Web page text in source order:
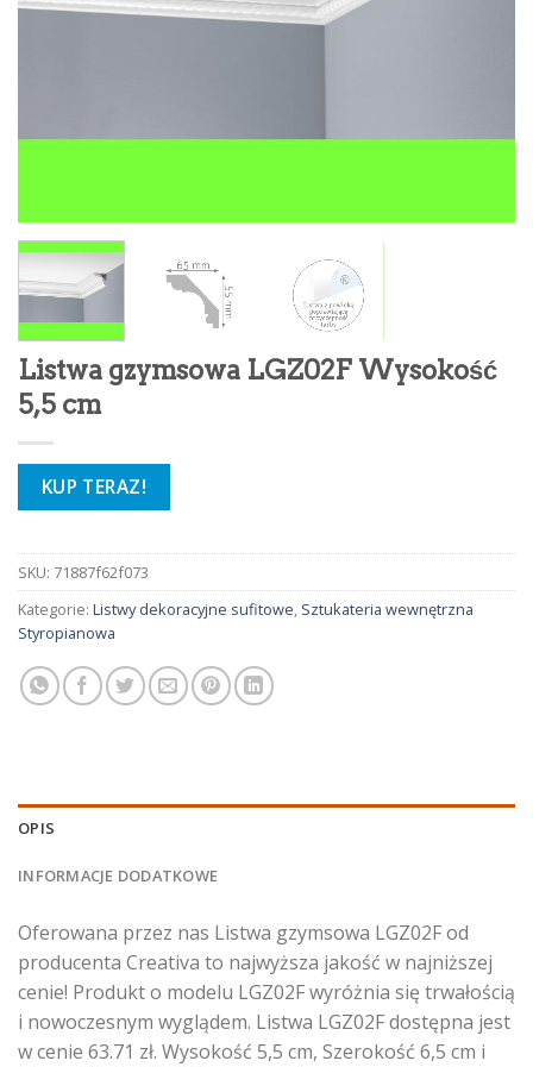
Listwa gzymsowa LGZ02F Wysokość
5,5 cm
KUP TERAZ!
SKU: 71887f62f073
Kategorie: Listwy dekoracyjne sufitowe, Sztukateria wewnętrzna
Styropianowa
OPIS
INFORMACJE DODATKOWE
Oferowana przez nas Listwa gzymsowa LGZ02F od
producenta Creativa to najwyższa jakość w najniższej
cenie! Produkt o modelu LGZ02F wyróżnia się trwałością
i nowoczesnym wyglądem. Listwa LGZ02F dostępna jest
w cenie 63.71 zł. Wysokość 5,5 cm, Szerokość 6,5 cm i